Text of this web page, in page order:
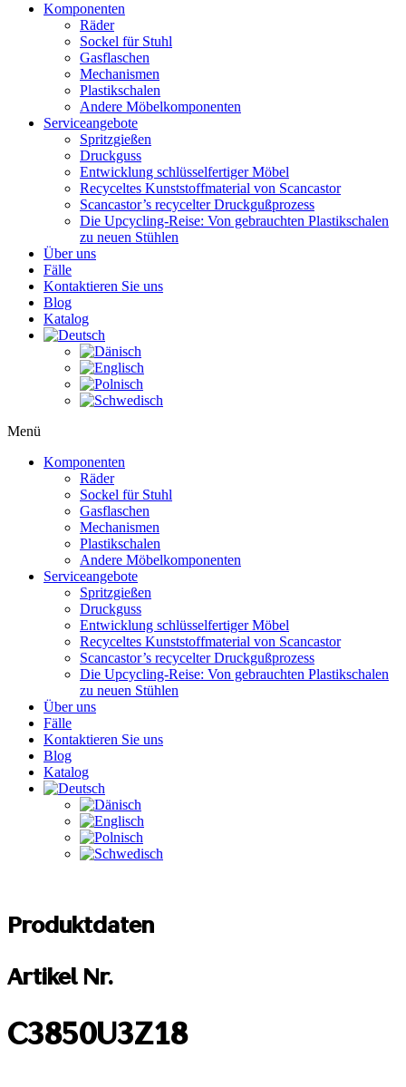
Komponenten
Räder
Sockel für Stuhl
Gasflaschen
Mechanismen
Plastikschalen
Andere Möbelkomponenten
Serviceangebote
Spritzgießen
Druckguss
Entwicklung schlüsselfertiger Möbel
Recyceltes Kunststoffmaterial von Scancastor
Scancastor’s recycelter Druckgußprozess
Die Upcycling-Reise: Von gebrauchten Plastikschalen
zu neuen Stühlen
Über uns
Fälle
Kontaktieren Sie uns
Blog
Katalog
Menü
Komponenten
Räder
Sockel für Stuhl
Gasflaschen
Mechanismen
Plastikschalen
Andere Möbelkomponenten
Serviceangebote
Spritzgießen
Druckguss
Entwicklung schlüsselfertiger Möbel
Recyceltes Kunststoffmaterial von Scancastor
Scancastor’s recycelter Druckgußprozess
Die Upcycling-Reise: Von gebrauchten Plastikschalen
zu neuen Stühlen
Über uns
Fälle
Kontaktieren Sie uns
Blog
Katalog
Produktdaten
Artikel Nr.
C3850U3Z18